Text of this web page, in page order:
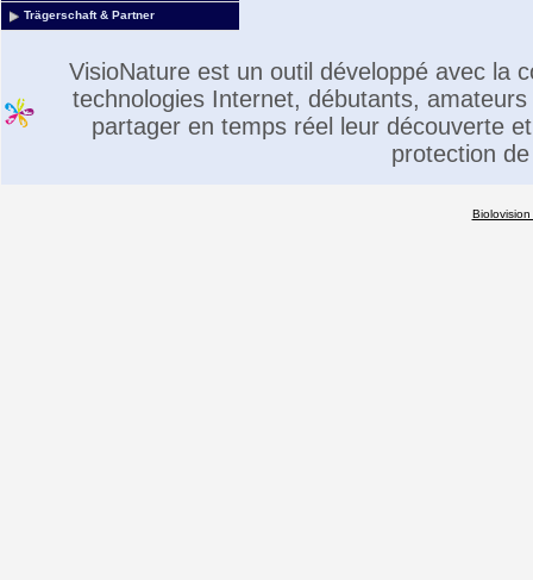
Trägerschaft & Partner
VisioNature est un outil développé avec la
technologies Internet, débutants,
partager en temps réel leur découverte
protection
Biolovision